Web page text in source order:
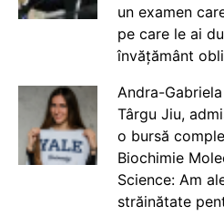
un examen
pe care le ai
învățământ
Andra-
Târgu Jiu,
o bursă
Biochimie
Science: Am
străinătate